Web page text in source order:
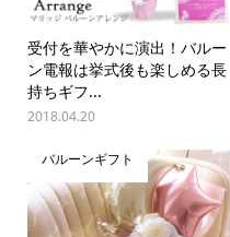
受付を華やかに演出！バルー
ン電報は挙式後も楽しめる長
持ちギフ...
2018.04.20
バルーンギフト